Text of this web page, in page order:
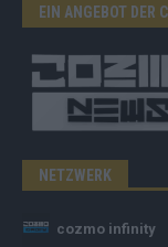
EIN ANGEBOT DER
NETZWERK
cozmo infinity